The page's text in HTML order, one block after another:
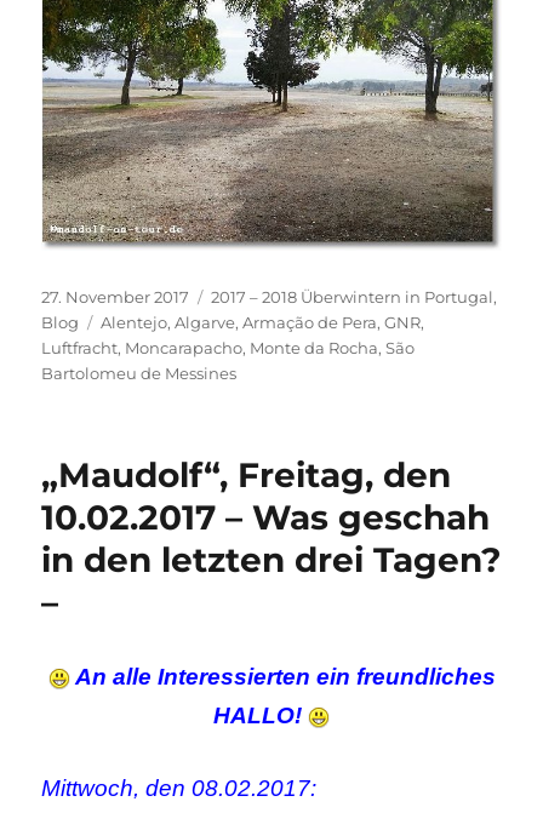
Veröffentlicht
am
27. November 2017 Kategorien
2017 – 2018 Überwintern in Portugal,
Blog
Schlagwörter
Alentejo,Algarve,Armação de Pera,GNR,
Luftfracht, Moncarapacho, Monte da Rocha,São
Bartolomeu de Messines
„Maudolf“, Freitag, den
10.02.2017 – Was geschah
in den letzten drei Tagen?
–
An alle Interessierten ein freundliches
HALLO!
Mittwoch, den 08.02.2017: